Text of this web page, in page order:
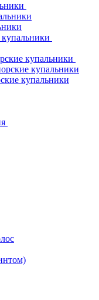
купальники
купальники
купальники